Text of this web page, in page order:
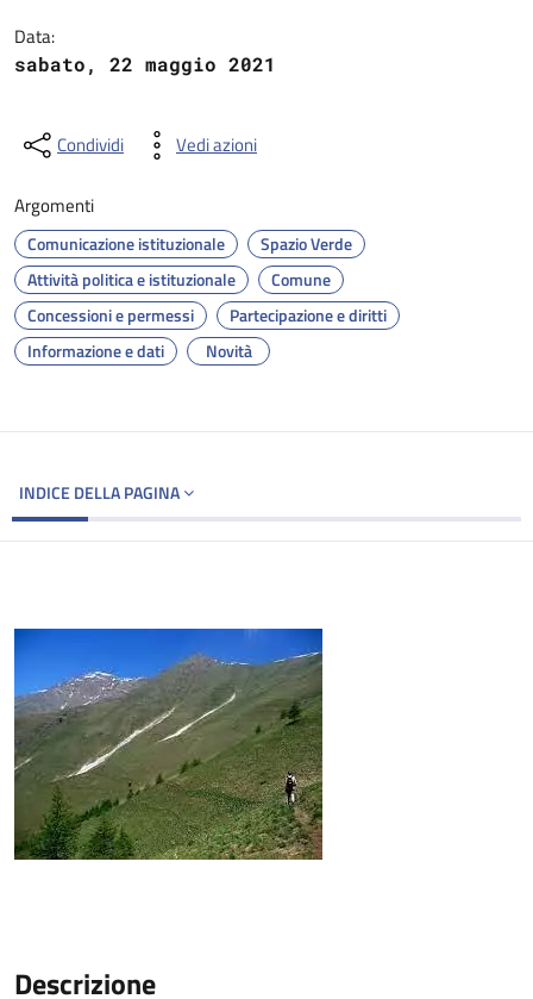
Data:
sabato, 22 maggio 2021
Condividi Vedi azioni
Argomenti
Comunicazione istituzionale
Spazio Verde
Attività politica e istituzionale
Comune
Concessioni e permessi
Partecipazione e diritti
Informazione e dati
Novità
INDICE DELLA PAGINA
Descrizione